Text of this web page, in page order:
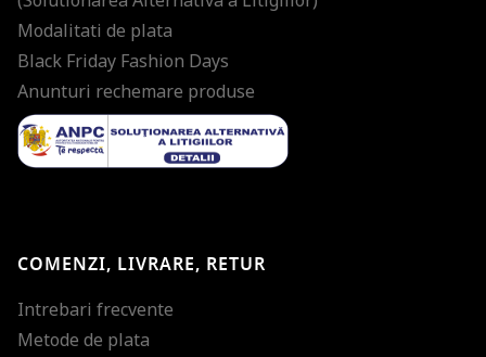
Modalitati de plata
Black Friday Fashion Days
Anunturi rechemare produse
COMENZI, LIVRARE, RETUR
Intrebari frecvente
Metode de plata